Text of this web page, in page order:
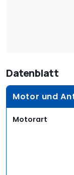
Datenblatt
Motor und
Motorart